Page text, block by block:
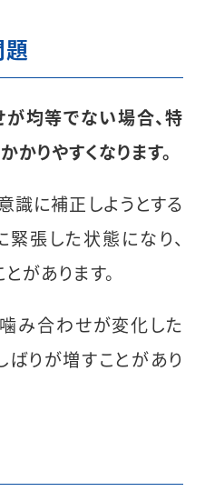
題
均等でない場合、特
りやすくなります。
識に補正しようとする
緊張した状態になり、
があります。
み合わせが変化した
ばりが増すことがあり